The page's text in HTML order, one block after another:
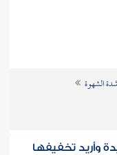
الشهوة
وأريد تخفيفها